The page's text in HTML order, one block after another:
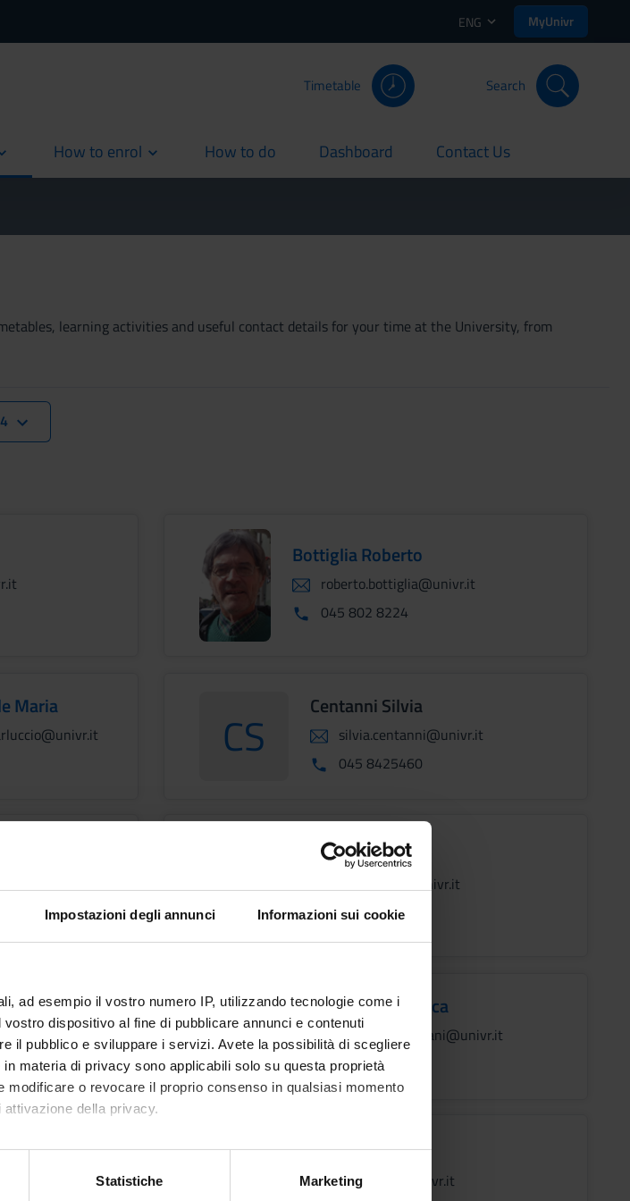
Impostazioni degli annunci Informazioni sui cookie
ad esempio il vostro numero IP, utilizzando tecnologie come i
dispositivo al fine di pubblicare annunci e contenuti
il pubblico e sviluppare i servizi. Avete la possibilità di scegliere
materia di privacy sono applicabili solo su questa proprietà
o revocare il proprio consenso in qualsiasi momento
della privacy.
con un'approssimazione di qualche metro,
Statistiche Marketing
ENG MyUnivr
Timetable Search
How to enrol How to do
current Dashboard
current Contact Us
current
learning activities and useful contact details for your time at the University, from
Bottiglia Roberto
roberto.bottiglia@univr.it
045 802 8224
Maria
CSCentanniSilvia
Centanni Silvia
silvia.centanni@univr.it
045 8425460
Grossi Luigi
luigi.grossi@univr.it
045 802 8247
MFMarianiFrancesca
Mariani Francesca
francesca.mariani@univr.it
045 8028736
Pichler Flavio
flavio.pichler@univr.it